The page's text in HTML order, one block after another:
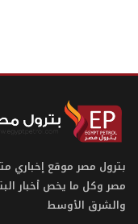
بترول مصر موقع إخباري
مصر وكل ما يخص أخبار
والشرق الأوسط